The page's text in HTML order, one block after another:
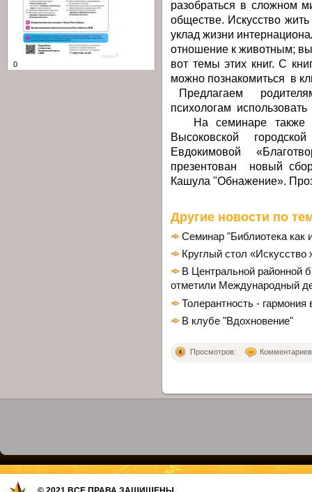
разобраться в сложном
обществе. Искусство
уклад жизни
отношение к животным;
вот темы этих книг. С
можно познакомиться в
Предлагаем
психологам
На семинаре также
Высоковской
Евдокимовой
презентован новый
Кашула "Обнажение».
Другие новости по
Семинар "Библиотека как
Круглый стол
В Центральной районной
отметили Международный
Толерантность - гармония
В клубе "Вдохновение"
Просмотров:
0